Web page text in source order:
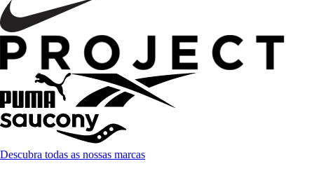
Descubra todas as nossas marcas